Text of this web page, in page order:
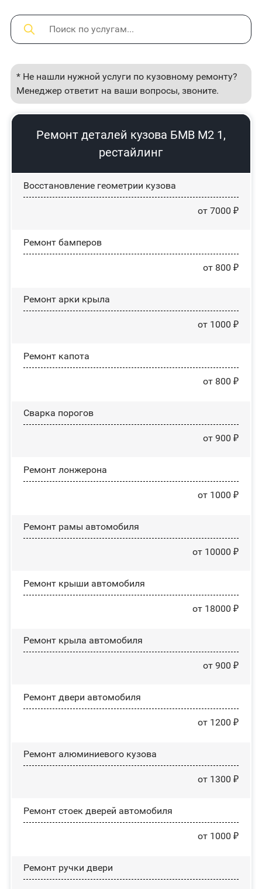
* Не нашли нужной услуги по кузовному ремонту?
Менеджер ответит на ваши вопросы, звоните.
Ремонт деталей кузова БМВ М2 1,
рестайлинг
Восстановление геометрии кузова
от 7000 ₽
Ремонт бамперов
от 800 ₽
Ремонт арки крыла
от 1000 ₽
Ремонт капота
от 800 ₽
Сварка порогов
от 900 ₽
Ремонт лонжерона
от 1000 ₽
Ремонт рамы автомобиля
от 10000 ₽
Ремонт крыши автомобиля
от 18000 ₽
Ремонт крыла автомобиля
от 900 ₽
Ремонт двери автомобиля
от 1200 ₽
Ремонт алюминиевого кузова
от 1300 ₽
Ремонт стоек дверей автомобиля
от 1000 ₽
Ремонт ручки двери